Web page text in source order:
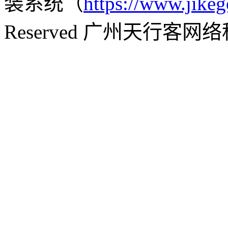
Reserved 广州天行客网